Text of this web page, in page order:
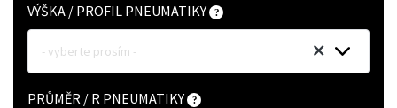
VÝŠKA / PROFIL PNEUMATIKY
- vyberte prosím -
PRŮMĚR / R PNEUMATIKY